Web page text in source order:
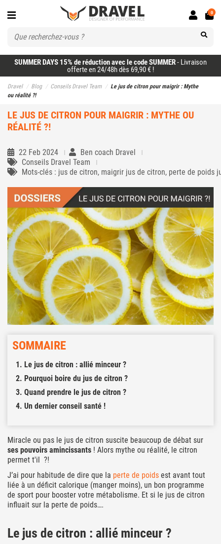
SUMMER DAYS 15% de réduction avec le code SUMMER- Livraison
offerte en 24/48h dès 69,90 € !
0
Dravel Blog Conseils Dravel Team
Le jus de citron pour maigrir : Mythe
ou réalité ?!
LE JUS DE CITRON POUR MAIGRIR : MYTHE OU
RÉALITÉ ?!
22 Feb 2024
Ben coach Dravel
Conseils Dravel Team
Mots-clés : jus de citron, maigrir jus de citron, perte de poids
SOMMAIRE
Le jus de citron : allié minceur ?
Pourquoi boire du jus de citron ?
Quand prendre le jus de citron ?
Un dernier conseil santé !
Miracle ou pas le jus de citron suscite beaucoup de débat sur
ses pouvoirs amincissants ! Alors mythe ou réalité, le citron
permet t'il ?!
J’ai pour habitude de dire que la perte de poids est avant tout
liée à un déficit calorique (manger moins), un bon programme
de sport pour booster votre métabolisme. Et si le jus de citron
influait sur la perte de poids….
Le jus de citron : allié minceur ?